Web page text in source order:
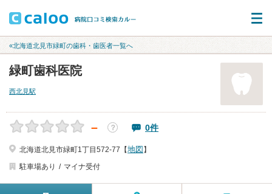
«北海道北見市緑町の歯科・歯医者一覧へ
緑町歯科医院
西北見駅
－ ？ 0件
北海道北見市緑町1丁目572-77【地図 】
駐車場あり
マイナ受付